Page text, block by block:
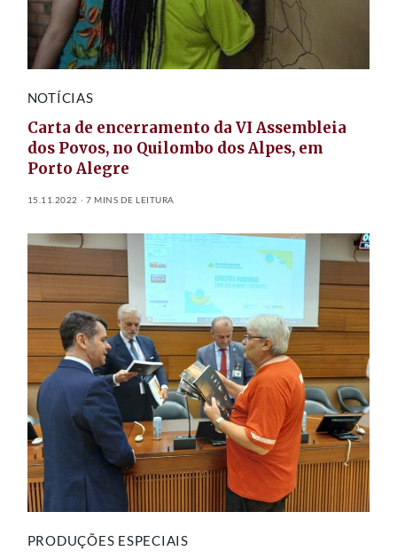
NOTÍCIAS
Carta de encerramento da VI Assembleia
dos Povos, no Quilombo dos Alpes, em
Porto Alegre
15.11.2022 7 MINS DE LEITURA
PRODUÇÕES ESPECIAIS